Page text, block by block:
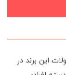
این برند در